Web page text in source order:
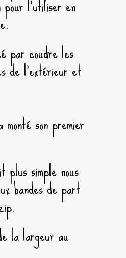
par coudre les
de l’extérieur et
son premier
simple nous
bandes de part
la largeur au